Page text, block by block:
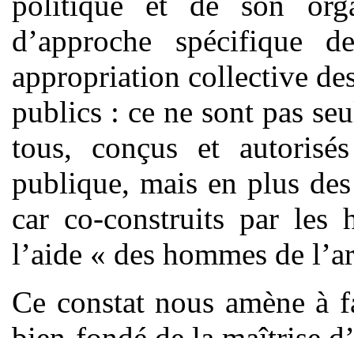
d’approche spécifique
appropriation collective
publics : ce ne sont pas
tous, conçus et
publique, mais en plus
car co-construits par les
l’aide « des hommes de
Ce constat nous amène à